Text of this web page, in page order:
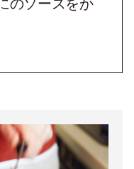
のソースをか